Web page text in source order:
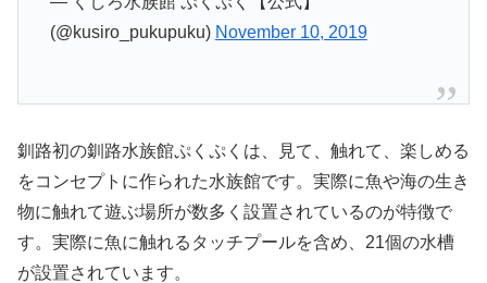
(@kusiro_pukupuku) November 10, 2019
釧路初の釧路水族館ぷくぷくは、見て、触れて、楽しめる
をコンセプトに作られた水族館です。実際に魚や海の生き
物に触れて遊ぶ場所が数多く設置されているのが特徴で
す。実際に魚に触れるタッチプールを含め、21個の水槽
が設置されています。